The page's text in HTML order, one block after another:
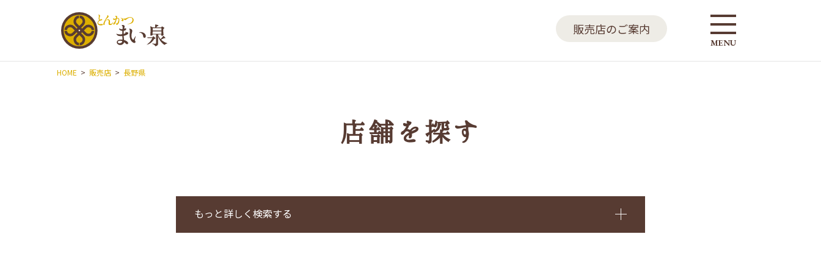
販売店のご案内
MENU
HOME 販売店 長野県
店舗を探す
もっと詳しく検索する